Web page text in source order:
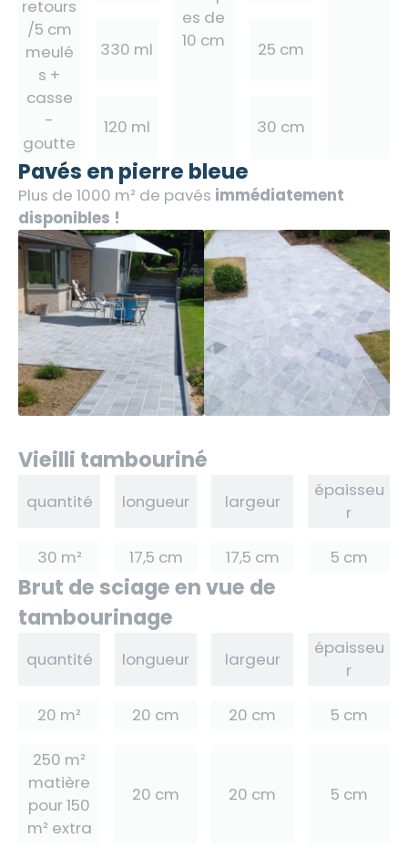
retours
/5 cm
meulé
s +
casse
-
goutte
es de
10 cm
330 ml 25 cm
120 ml 30 cm
Pavés en pierre bleue
Plus de 1000 m² de pavés immédiatement
disponibles !
Vieilli tambouriné
quantité longueur largeur
épaisseu
r
30 m² 17,5 cm 17,5 cm 5 cm
Brut de sciage en vue de
tambourinage
quantité longueur largeur
épaisseu
r
20 m² 20 cm 20 cm 5 cm
250 m²
matière
pour 150
m² extra
20 cm 20 cm 5 cm